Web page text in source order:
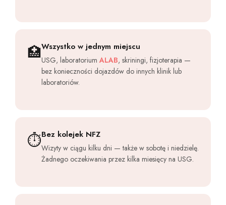
🏥Wszystko w jednym miejscu
USG, laboratoriumALAB, skriningi, fizjoterapia —
bez konieczności dojazdów do innych klinik lub
laboratoriów.
⏱Bez kolejek NFZ
Wizyty w ciągu kilku dni — także w sobotę i niedzielę.
Żadnego oczekiwania przez kilka miesięcy na USG.